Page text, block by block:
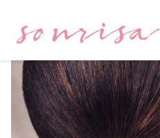
sonrisa